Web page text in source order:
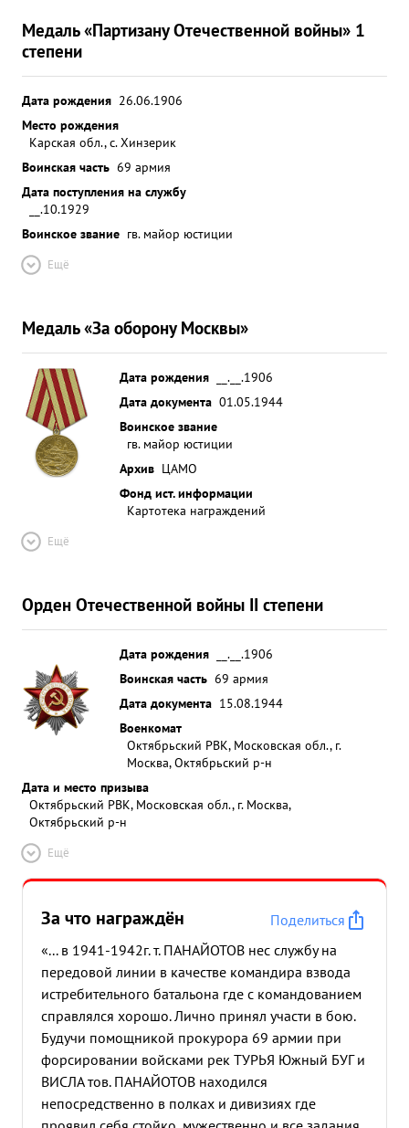
Медаль «Партизану Отечественной войны» 1
степени
Дата рождения 26.06.1906
Место рождения
Карская обл., с. Хинзерик
Воинская часть 69 армия
Дата поступления на службу
__.10.1929
Воинское звание гв. майор юстиции
Ещё
Медаль «За оборону Москвы»
Дата рождения
__.__.1906
Дата документа 01.05.1944
Воинское звание
гв. майор юстиции
Архив ЦАМО
Фонд ист. информации
Картотека награждений
Ещё
Орден Отечественной войны II степени
Дата рождения
__.__.1906
Воинская часть 69 армия
Дата документа 15.08.1944
Военкомат
Октябрьский РВК, Московская обл., г.
Москва, Октябрьский р-н
Дата и место призыва
Октябрьский РВК, Московская обл., г. Москва,
Октябрьский р-н
Ещё
За что награждён
Поделиться
«... в 1941-1942г. т. ПАНАЙОТОВ нес службу на
передовой линии в качестве командира взвода
истребительного батальона где с командованием
справлялся хорошо. Лично принял участи в бою.
Будучи помощникой прокурора 69 армии при
форсировании войсками рек ТУРЬЯ Южный БУГ и
ВИСЛА тов. ПАНАЙОТОВ находился
непосредственно в полках и дивизиях где